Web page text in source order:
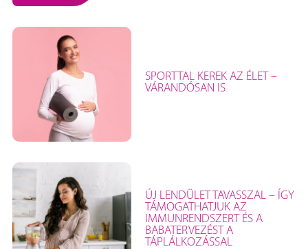
SPORTTAL KEREK AZ ÉLET –
VÁRANDÓSAN IS
ÚJ LENDÜLET TAVASSZAL – ÍGY
TÁMOGATHATJUK AZ
IMMUNRENDSZERT ÉS A
BABATERVEZÉST A
TÁPLÁLKOZÁSSAL